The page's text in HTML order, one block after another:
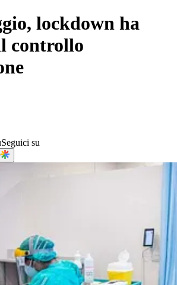
lockdown ha
controllo
Seguici su